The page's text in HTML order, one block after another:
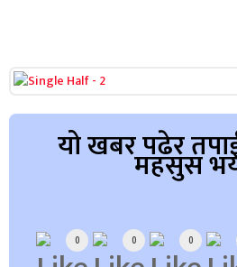
यो खबर पढेर
महसुस
0 0 0